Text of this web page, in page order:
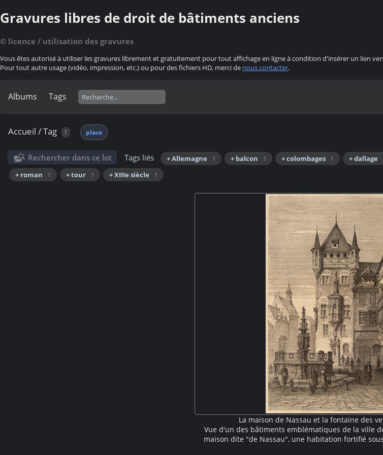
Gravures libres de droit de bâtiments anciens
© licence / utilisation des gravures
Vous êtes autorisé à utiliser les gravures librement et gratuitement pour tout affichage en ligne à condition d'insérer un lien
Pour tout autre usage (vidéo, impression, etc.) ou pour des fichiers HD, merci de nous contacter.
Albums Tags
Accueil /Tag 1 place
Rechercher dans ce lot Tags liés + Allemagne 1 + balcon 1 + colombages 1 + dallage
+ roman
1 + tour 1 + XIIIe siècle 1
La maison de Nassau et la fontaine des
Vue d'un des bâtiments emblématiques de la ville
maison dite "de Nassau", une habitation fortifié